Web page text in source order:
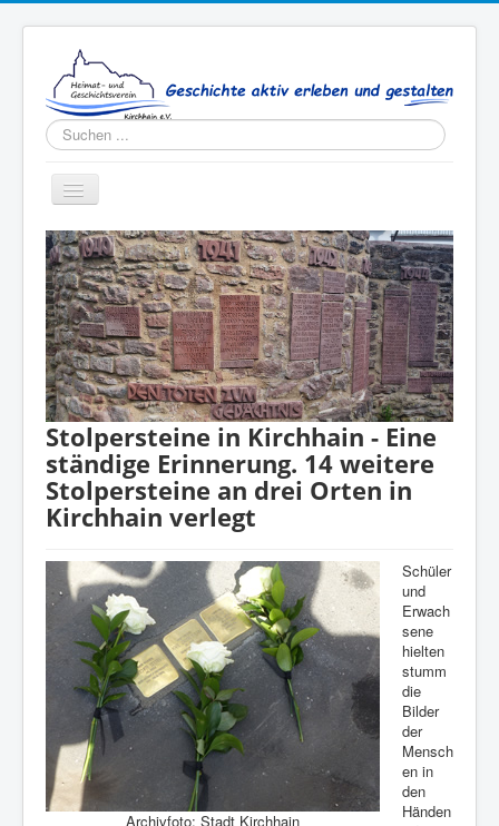
Suchen
...
Toggle
Navigation
Aktuelles
Verein
Publikationen
Kontakt
Stolpersteine in Kirchhain - Eine
ständige Erinnerung. 14 weitere
Stolpersteine an drei Orten in
Kirchhain verlegt
Archivfoto: Stadt Kirchhain
Schüler
und
Erwach
sene
hielten
stumm
die
Bilder
der
Mensch
en in
den
Händen